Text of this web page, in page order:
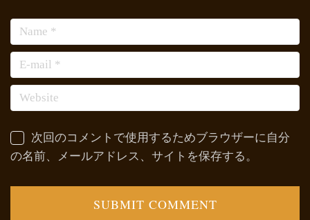
次回のコメントで使用するためブラウザーに自分
の名前、メールアドレス、サイトを保存する。